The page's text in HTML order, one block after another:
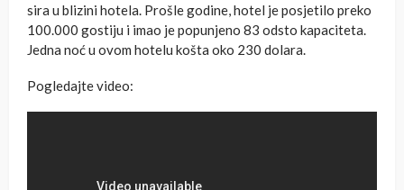
sira u blizini hotela. Prošle godine, hotel je posjetilo preko
100.000 gostiju i imao je popunjeno 83 odsto kapaciteta.
Jedna noć u ovom hotelu košta oko 230 dolara.
Pogledajte video: